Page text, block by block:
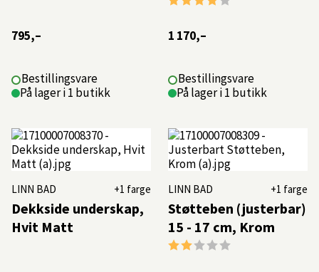
795,–
Bestillingsvare
På lager i 1 butikk
1 170,–
Bestillingsvare
På lager i 1 butikk
Dekkside underskap,
Hvit Matt
LINN BAD +1 farge
Støtteben (justerbar)
15 - 17 cm, Krom
Karakter:
LINN BAD +1 farge